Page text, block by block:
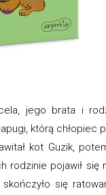
jego brata i
którą chłopiec
kot Guzik,
rodzinie pojawił
się